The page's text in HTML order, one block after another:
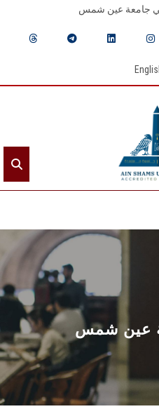
جامعة عين شمس
الرئيسيـة
عن الجامعة
القطاعـات
الشئون الأكاديمية
البحث العلمي
عين شمس